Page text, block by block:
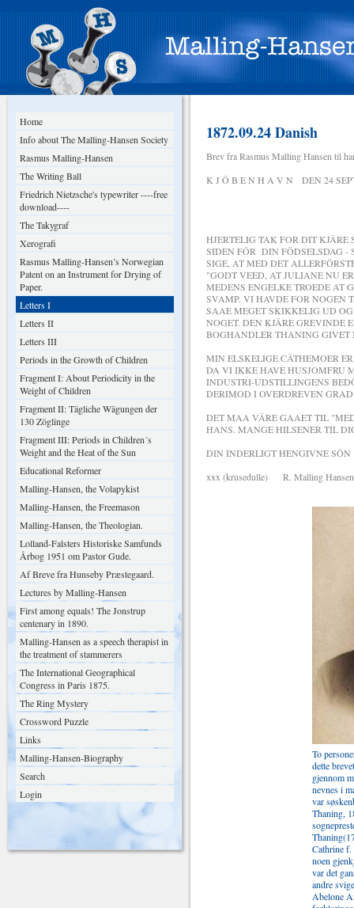
Home
Info about The Malling-Hansen Society
Rasmus Malling-Hansen
The Writing Ball
Friedrich Nietzsche's typewriter ----free
download----
The Takygraf
Xerografi
Rasmus Malling-Hansen’s Norwegian
Patent on an Instrument for Drying of
Paper.
Letters I
Letters II
Letters III
Periods in the Growth of Children
Fragment I: About Periodicity in the
Weight of Children
Fragment II: Tägliche Wägungen der
130 Zöglinge
Fragment III: Periods in Children´s
Weight and the Heat of the Sun
Educational Reformer
Malling-Hansen, the Volapykist
Malling-Hansen, the Freemason
Malling-Hansen, the Theologian.
Lolland-Falsters Historiske Samfunds
Årbog 1951 om Pastor Gude.
Af Breve fra Hunseby Præstegaard.
Lectures by Malling-Hansen
First among equals! The Jonstrup
centenary in 1890.
Malling-Hansen as a speech therapist in
the treatment of stammerers
The International Geographical
Congress in Paris 1875.
The Ring Mystery
Crossword Puzzle
Links
Malling-Hansen-Biography
Search
Login
1872.09.24 Danish
Brev fra Rasmus Malling Hansen til
K J Ö B E N H A V N DEN 24
HJERTELIG TAK FOR DIT KJÄRE
SIDEN FÖR DIN FÖDSELSDAG -
SIGE, AT MED DET
"GODT VEED, AT JULIANE NU
MEDENS ENGELKE TROEDE AT
SVAMP. VI HAVDE FOR NOGEN
SAAE MEGET SKIKKELIG UD
NOGET. DEN KJÄRE GREVINDE
BOGHANDLER THANING GIVET
MIN ELSKELIGE CÄTHEMOER
DA VI IKKE HAVE HUSJOMFRU
INDUSTRI-UDSTILLINGENS
DERIMOD I OVERDREVEN
DET MAA VÄRE GAAET TIL
HANS. MANGE HILSENER TIL
DIN INDERLIGT HENGIVNE SÖN
xxx (krusedulle) R. Malling Hansen
To
dette
gjennom
nevnes i
var
Thaning,
Cathrine
noen
var det
andre
Abelone